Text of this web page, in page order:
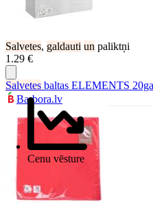
Salvetes, galdauti un paliktņi
1.29 €
Cenu vēsture
Salvetes baltas ELEMENTS
Barbora.lv